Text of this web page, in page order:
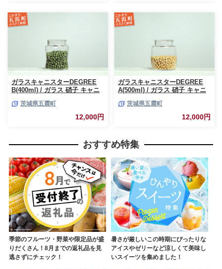
ガラスキャニスターDEGREE
B(400ml) / ガラス 硝子 キャニ
耐熱 一生もの 職人 こだわり
JIDA デザインミュージアムセ
レクション 茨城県 五霞町
茨城県五霞町
12,000円
ガラスキャニスターDEGREE
A(500ml) / ガラス 硝子 キャニ
耐熱 一生もの 職人 こだわり
JIDA デザインミュージアムセ
レクション 茨城県 五霞町
茨城県五霞町
12,000円
おすすめ特集
季節のフルーツ・野菜や限定品が盛
りだくさん！8月までの返礼品を見
逃さずにチェック！
暑さが厳しいこの時期にぴったりな
アイスやゼリーなど涼しくて美味し
いスイーツを集めました！